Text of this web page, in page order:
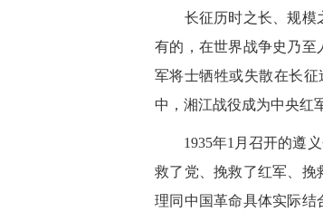
长征历时之长、规模之
有的，在世界战争史乃至
军将士牺牲或失散在长
中，湘江战役成为中央红
1935年1月召开的遵义
救了党、挽救了红军、挽
理同中国革命具体实际结